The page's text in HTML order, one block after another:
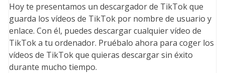
Hoy te presentamos un descargador de TikTok que
guarda los vídeos de TikTok por nombre de usuario y
enlace. Con él, puedes descargar cualquier vídeo de
TikTok a tu ordenador. Pruébalo ahora para coger los
vídeos de TikTok que quieras descargar sin éxito
durante mucho tiempo.